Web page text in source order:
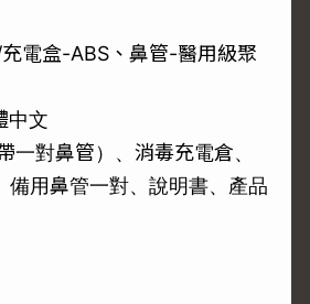
電盒-ABS、鼻管-醫用級聚
中文
一對鼻管）、消毒充電倉、
備用鼻管一對、說明書、產品